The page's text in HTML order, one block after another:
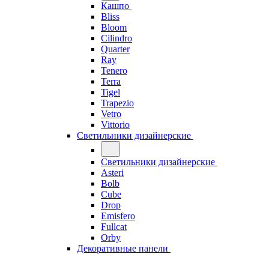
Кашпо
Bliss
Bloom
Cilindro
Quarter
Ray
Tenero
Terra
Tigel
Trapezio
Vetro
Vittorio
Светильники дизайнерские
Светильники дизайнерские
Asteri
Bolb
Cube
Drop
Emisfero
Fullcat
Orby
Декоративные панели